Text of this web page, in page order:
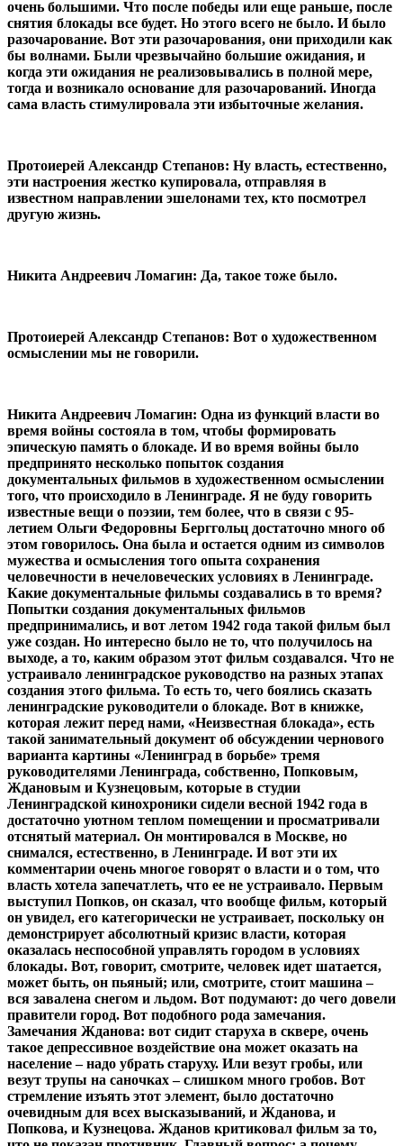
очень большими. Что после победы или еще раньше, после
снятия блокады все будет. Но этого всего не было. И было
разочарование. Вот эти разочарования, они приходили как
бы волнами. Были чрезвычайно большие ожидания, и
когда эти ожидания не реализовывались в полной мере,
тогда и возникало основание для разочарований. Иногда
сама власть стимулировала эти избыточные желания.
Протоиерей Александр Степанов: Ну власть, естественно,
эти настроения жестко купировала, отправляя в
известном направлении эшелонами тех, кто посмотрел
другую жизнь.
Никита Андреевич Ломагин: Да, такое тоже было.
Протоиерей Александр Степанов: Вот о художественном
осмыслении мы не говорили.
Никита Андреевич Ломагин: Одна из функций власти во
время войны состояла в том, чтобы формировать
эпическую память о блокаде. И во время войны было
предпринято несколько попыток создания
документальных фильмов в художественном осмыслении
того, что происходило в Ленинграде. Я не буду говорить
известные вещи о поэзии, тем более, что в связи с 95-
летием Ольги Федоровны Берггольц достаточно много об
этом говорилось. Она была и остается одним из символов
мужества и осмысления того опыта сохранения
человечности в нечеловеческих условиях в Ленинграде.
Какие документальные фильмы создавались в то время?
Попытки создания документальных фильмов
предпринимались, и вот летом 1942 года такой фильм был
уже создан. Но интересно было не то, что получилось на
выходе, а то, каким образом этот фильм создавался. Что не
устраивало ленинградское руководство на разных этапах
создания этого фильма. То есть то, чего боялись сказать
ленинградские руководители о блокаде. Вот в книжке,
которая лежит перед нами, «Неизвестная блокада», есть
такой занимательный документ об обсуждении чернового
варианта картины «Ленинград в борьбе» тремя
руководителями Ленинграда, собственно, Попковым,
Ждановым и Кузнецовым, которые в студии
Ленинградской кинохроники сидели весной 1942 года в
достаточно уютном теплом помещении и просматривали
отснятый материал. Он монтировался в Москве, но
снимался, естественно, в Ленинграде. И вот эти их
комментарии очень многое говорят о власти и о том, что
власть хотела запечатлеть, что ее не устраивало. Первым
выступил Попков, он сказал, что вообще фильм, который
он увидел, его категорически не устраивает, поскольку он
демонстрирует абсолютный кризис власти, которая
оказалась неспособной управлять городом в условиях
блокады. Вот, говорит, смотрите, человек идет шатается,
может быть, он пьяный; или, смотрите, стоит машина –
вся завалена снегом и льдом. Вот подумают: до чего довели
правители город. Вот подобного рода замечания.
Замечания Жданова: вот сидит старуха в сквере, очень
такое депрессивное воздействие она может оказать на
население – надо убрать старуху. Или везут гробы, или
везут трупы на саночках – слишком много гробов. Вот
стремление изъять этот элемент, было достаточно
очевидным для всех высказываний, и Жданова, и
Попкова, и Кузнецова. Жданов критиковал фильм за то,